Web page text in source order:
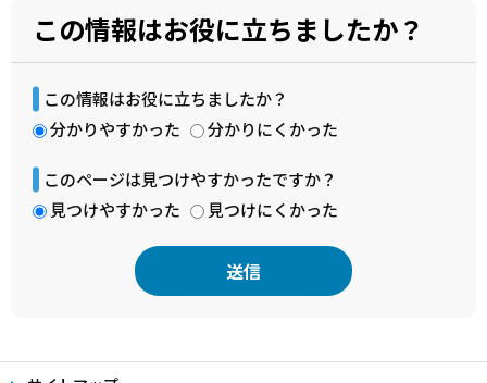
この情報はお役に立ちましたか？
この情報はお役に立ちましたか？
分かりやすかった
分かりにくかった
このページは見つけやすかったですか？
見つけやすかった
見つけにくかった
文